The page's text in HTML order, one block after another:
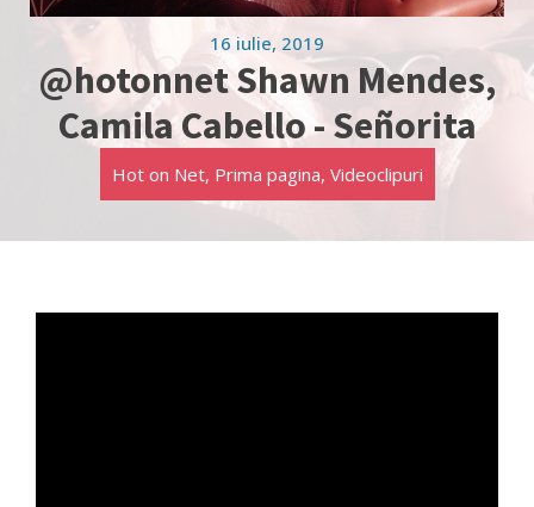
16 iulie, 2019
@hotonnet Shawn Mendes,
Camila Cabello - Señorita
Hot on Net, Prima pagina, Videoclipuri